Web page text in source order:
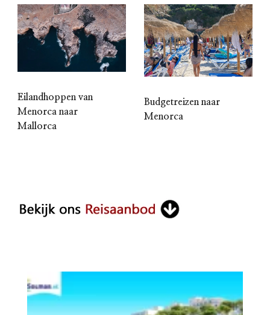
Eilandhoppen van
Menorca naar
Mallorca
Budgetreizen naar
Menorca